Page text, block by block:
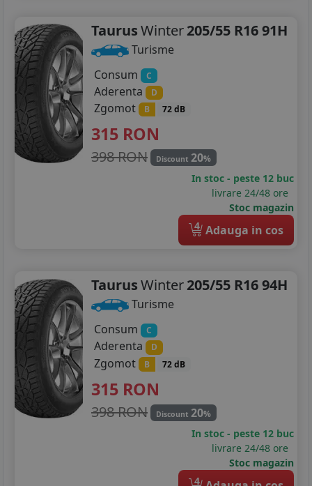
195/60R15
195/65R15
195/70R15
205/50R15
205/55R15
225/50R15
255/70R15
265/75R15
135/70R16
175/60R16
TaurusWinter205/55 R16 91H
Turisme
Consum
C
Aderenta D
Zgomot B 72 dB
315 RON
398 RON Discount 20%
In stoc - peste 12 buc
livrare 24/48 ore
Stoc magazin
4 Adauga in cos
TaurusWinter205/55 R16 94H
Turisme
Consum
C
Aderenta D
Zgomot B 72 dB
315 RON
398 RON Discount 20%
In stoc - peste 12 buc
livrare 24/48 ore
Stoc magazin
4